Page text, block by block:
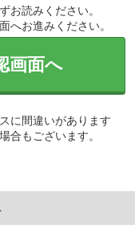
お読みください。
へお進みください。
画面へ
に間違いがあります
合もございます。